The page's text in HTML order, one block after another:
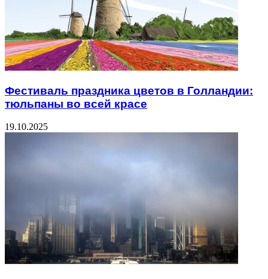
Фестиваль праздника цветов в Голландии:
тюльпаны во всей красе
19.10.2025